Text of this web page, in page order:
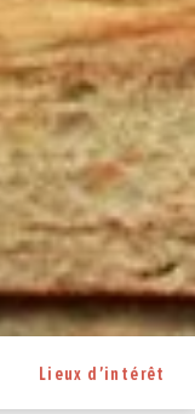
Lieux d’intérêt